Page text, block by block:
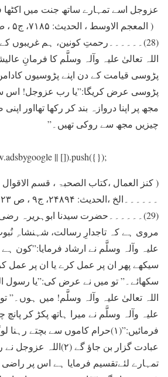
عزوجل اسے تمہارے ساتھ جنت ميں اکٹھا
( المعجم الاوسط ، الحدیث: ۷۱۸۵، ج۵ ، ص ۲۳۶)
(28)۔۔۔۔۔۔رحمتِ کونين، ہم غريبوں
اللہ تعالیٰ علیہ وآلہ وسلَّم کا فرمانِ
پڑوسی قيامت کے دن اپنے پڑوسيوں
پڑوسی عرض کریگا:”يا رب عزوجل! اس
مجھ پر اپنا دروازہ بند کر رکھا تھااور
چيزيں مجھ سے روکی تھيں۔”
|| []).push({});
( کنز العمال ،کتاب الصحبۃ ، قسم
۔۔۔۔۔۔الخ ،الحدیث: ۲۴۸۹۴، ج۹ ، ص ۲۳ ،لفظ آخر”فاخرق”)
(29)۔۔۔۔۔۔حضرت سيدنا ابوہریرہ
مروی ہے کہ تاجدارِ رسالت، شہنشاہِ
علیہ وآلہ وسلَّم نے ارشاد فرمایا:”کون
سيکھے پھر ان پر عمل کرے يا ان پر عمل
سکھائے۔” تو ميں نے عرض کی:”يا رسول
اللہ تعالیٰ علیہ وآلہ وسلَّم! ميں ہوں۔”
علیہ وآلہ وسلَّم نے ميرا ہاتھ پکڑ کر پانچ
فرمائیں:”(۱)حرام کاموں سے بچتے
عبادت گزار بن جاؤ گے
تمہارے لئےتقسيم فرمايا ہے اس پر